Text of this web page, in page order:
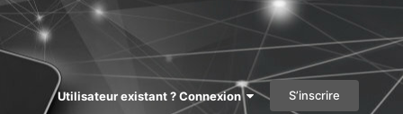
Utilisateur existant ? Connexion S’inscrire